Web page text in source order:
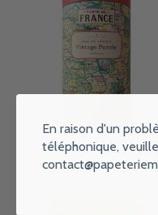
CAVALLINI PAPERS Puzzle
Pièces Plan De La France.
70 Cm
En raison d'un
téléphonique,